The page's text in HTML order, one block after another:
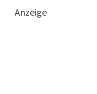
Anzeige